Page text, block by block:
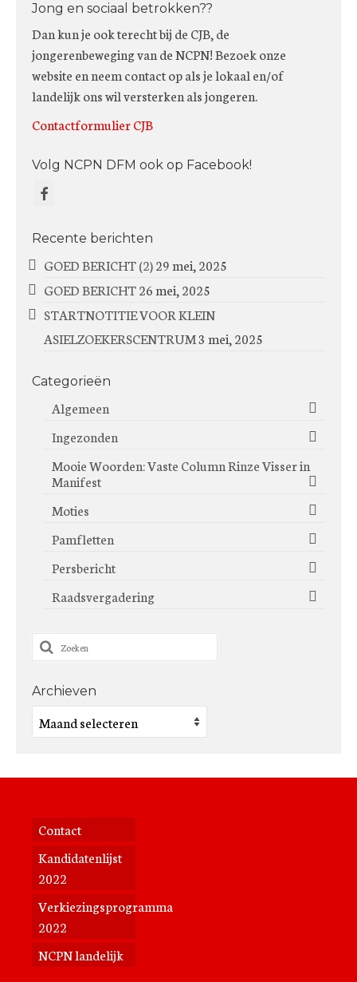
Jong en sociaal betrokken??
Dan kun je ook terecht bij de CJB, de
jongerenbeweging van de NCPN! Bezoek onze
website en neem contact op als je lokaal en/of
landelijk ons wil versterken als jongeren.
Contactformulier CJB
Volg NCPN DFM ook op Facebook!
Recente berichten
GOED BERICHT (2)29 mei, 2025
GOED BERICHT26 mei, 2025
STARTNOTITIE VOOR KLEIN
ASIELZOEKERSCENTRUM3 mei, 2025
Categorieën
Algemeen
Ingezonden
Mooie Woorden: Vaste Column Rinze Visser in
Manifest
Moties
Pamfletten
Persbericht
Raadsvergadering
Zoeken
naar:
Archieven
Archieven
Contact
Kandidatenlijst
2022
Verkiezingsprogramma
2022
NCPN landelijk